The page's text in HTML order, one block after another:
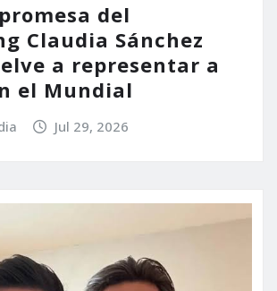
del
Claudia Sánchez
a representar a
el Mundial
Jul 29, 2026